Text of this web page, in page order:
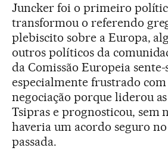
Juncker foi o primeiro
transformou o referendo
plebiscito sobre a Europa,
outros políticos da
da Comissão Europeia sente-
especialmente frustrado com
negociação porque liderou
Tsipras e prognosticou, sem
haveria um acordo seguro
passada.